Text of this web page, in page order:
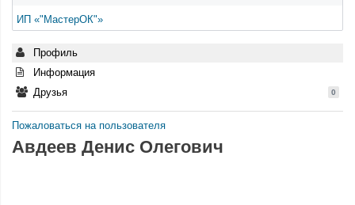
ИП «"МастерОК"»
Профиль
Информация
Друзья
0
Пожаловаться на пользователя
Авдеев Денис Олегович